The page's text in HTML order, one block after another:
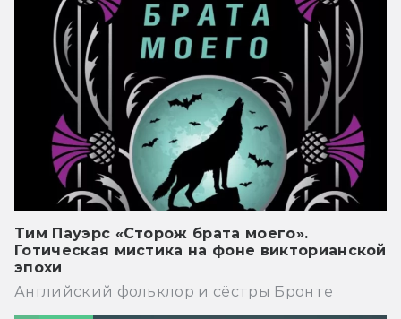
Тим Пауэрс «Сторож брата моего».
Готическая мистика на фоне викторианской
эпохи
Английский фольклор и сёстры Бронте